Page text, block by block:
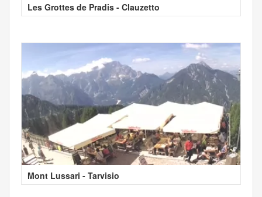
Les Grottes de Pradis - Clauzetto
Mont Lussari - Tarvisio